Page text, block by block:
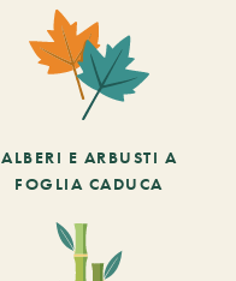
ALBERI E ARBUSTI A
FOGLIA CADUCA